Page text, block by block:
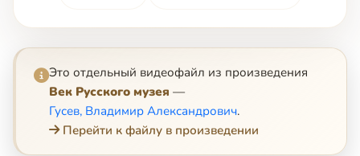
Это отдельный видеофайл из произведения
Век Русского музея —
Гусев, Владимир Александрович.
Перейти к файлу в произведении